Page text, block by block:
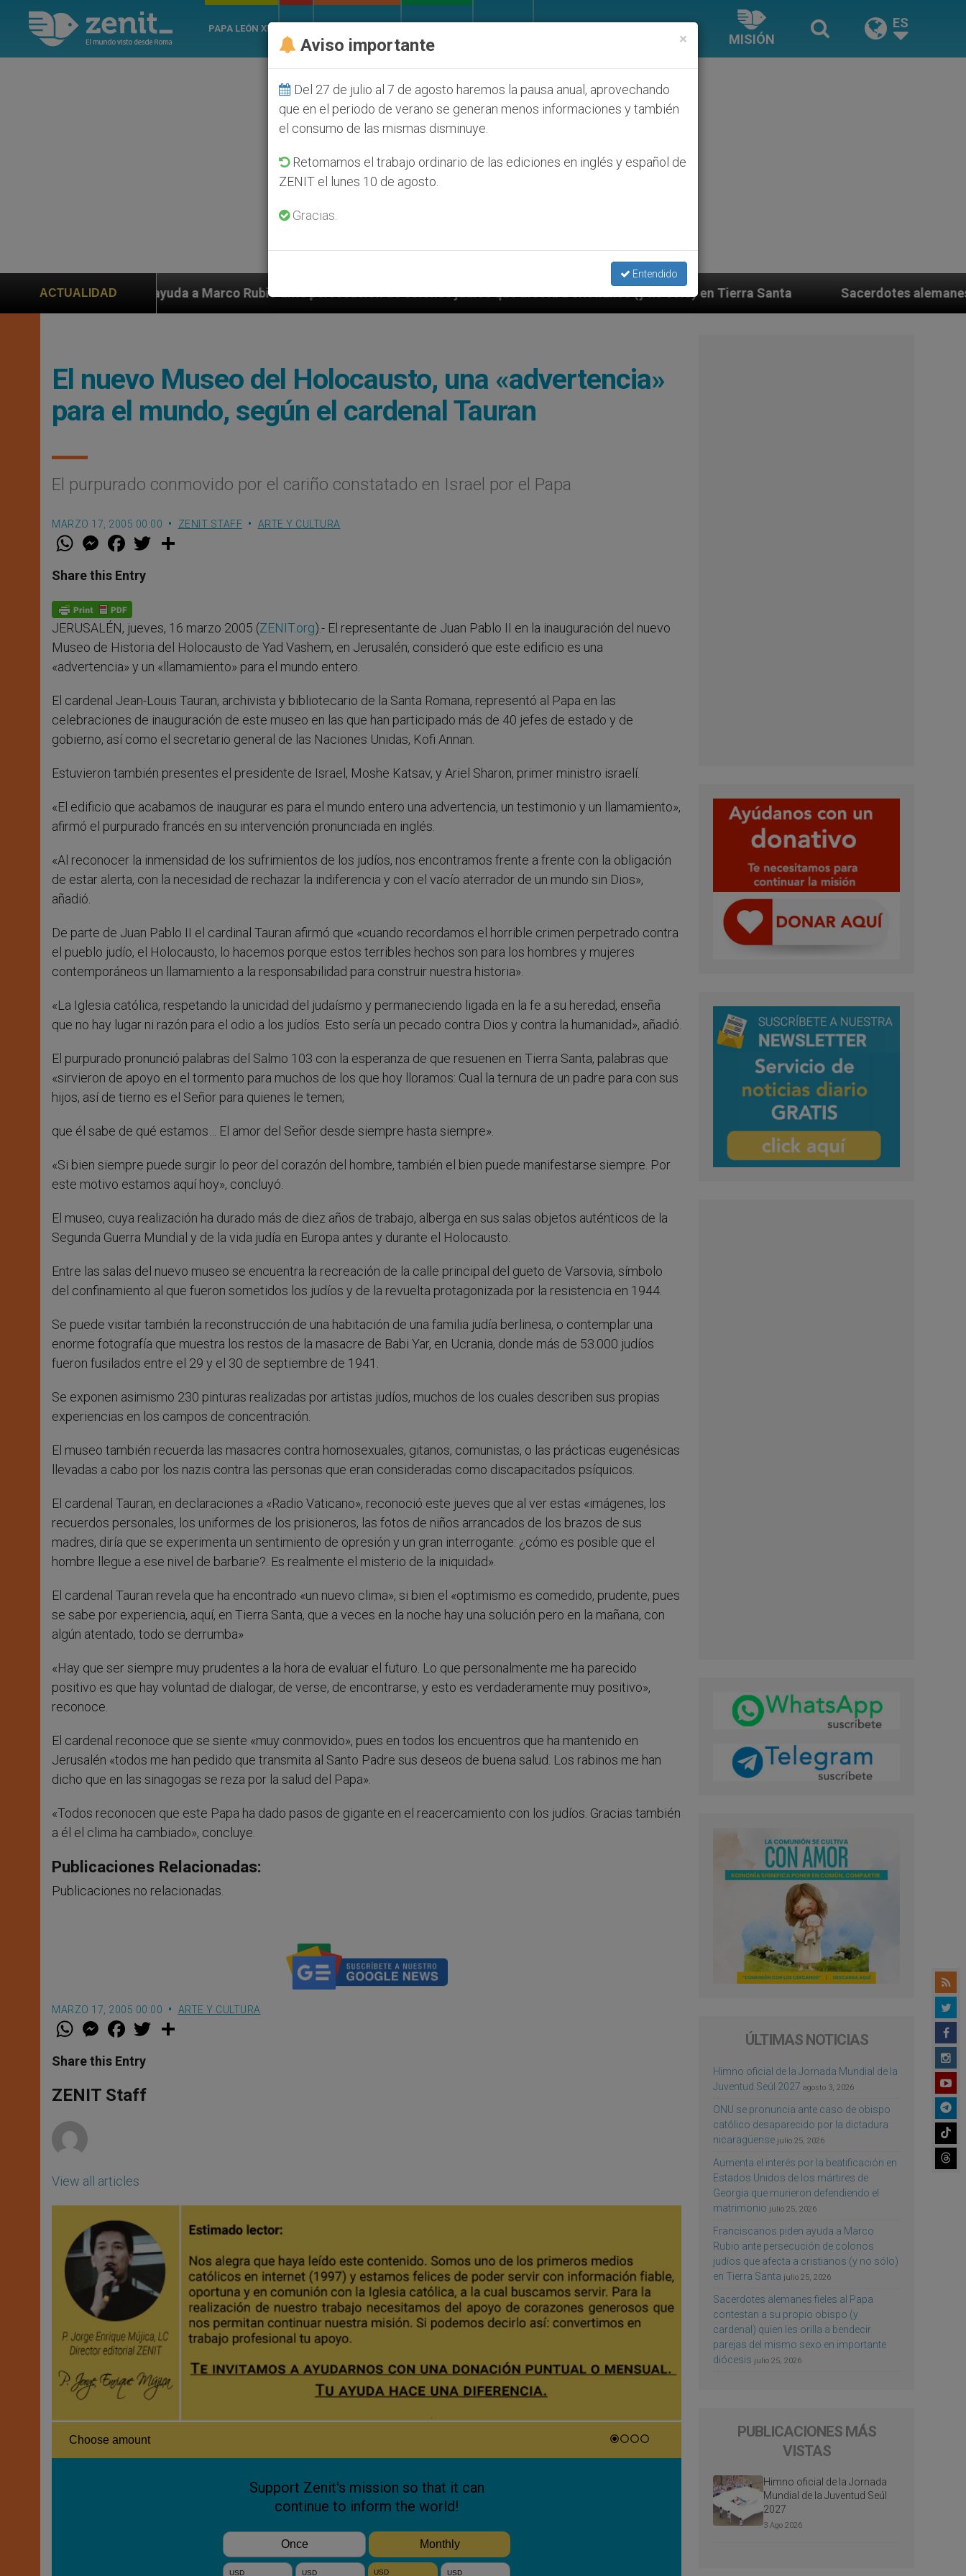
PAPA LEÓN XIV
MISIÓN
ES
ACTUALIDAD
ayuda a Marco Rubio ante persecución de colonos judíos que afecta a cristianos (y no sólo) en Tierra Santa Sacerdotes alemanes fieles al Papa
El nuevo Museo del Holocausto, una «advertencia»
para el mundo, según el cardenal Tauran
El purpurado conmovido por el cariño constatado en Israel por el Papa
MARZO 17, 2005 00:00 ZENIT STAFF ARTE Y CULTURA
W
t
s
p
p
M
e
s
e
g
e
r
F
a
e
b
o
k
w
Share this Entry
JERUSALÉN, jueves, 16 marzo 2005 (ZENIT.org).- El representante de Juan Pablo II en la inauguración del nuevo
Museo de Historia del Holocausto de Yad Vashem, en Jerusalén, consideró que este edificio es una
«advertencia» y un «llamamiento» para el mundo entero.
El cardenal Jean-Louis Tauran, archivista y bibliotecario de la Santa Romana, representó al Papa en las
celebraciones de inauguración de este museo en las que han participado más de 40 jefes de estado y de
gobierno, así como el secretario general de las Naciones Unidas, Kofi Annan.
Estuvieron también presentes el presidente de Israel, Moshe Katsav, y Ariel Sharon, primer ministro israelí.
«El edificio que acabamos de inaugurar es para el mundo entero una advertencia, un testimonio y un llamamiento»,
afirmó el purpurado francés en su intervención pronunciada en inglés.
«Al reconocer la inmensidad de los sufrimientos de los judíos, nos encontramos frente a frente con la obligación
de estar alerta, con la necesidad de rechazar la indiferencia y con el vacío aterrador de un mundo sin Dios»,
añadió.
De parte de Juan Pablo II el cardinal Tauran afirmó que «cuando recordamos el horrible crimen perpetrado contra
el pueblo judío, el Holocausto, lo hacemos porque estos terribles hechos son para los hombres y mujeres
contemporáneos un llamamiento a la responsabilidad para construir nuestra historia».
«La Iglesia católica, respetando la unicidad del judaísmo y permaneciendo ligada en la fe a su heredad, enseña
que no hay lugar ni razón para el odio a los judíos. Esto sería un pecado contra Dios y contra la humanidad», añadió.
El purpurado pronunció palabras del Salmo 103 con la esperanza de que resuenen en Tierra Santa, palabras que
«sirvieron de apoyo en el tormento para muchos de los que hoy lloramos: Cual la ternura de un padre para con sus
hijos, así de tierno es el Señor para quienes le temen;
que él sabe de qué estamos… El amor del Señor desde siempre hasta siempre».
«Si bien siempre puede surgir lo peor del corazón del hombre, también el bien puede manifestarse siempre. Por
este motivo estamos aquí hoy», concluyó.
El museo, cuya realización ha durado más de diez años de trabajo, alberga en sus salas objetos auténticos de la
Segunda Guerra Mundial y de la vida judía en Europa antes y durante el Holocausto.
Entre las salas del nuevo museo se encuentra la recreación de la calle principal del gueto de Varsovia, símbolo
del confinamiento al que fueron sometidos los judíos y de la revuelta protagonizada por la resistencia en 1944.
Se puede visitar también la reconstrucción de una habitación de una familia judía berlinesa, o contemplar una
enorme fotografía que muestra los restos de la masacre de Babi Yar, en Ucrania, donde más de 53.000 judíos
fueron fusilados entre el 29 y el 30 de septiembre de 1941.
Se exponen asimismo 230 pinturas realizadas por artistas judíos, muchos de los cuales describen sus propias
experiencias en los campos de concentración.
El museo también recuerda las masacres contra homosexuales, gitanos, comunistas, o las prácticas eugenésicas
llevadas a cabo por los nazis contra las personas que eran consideradas como discapacitados psíquicos.
El cardenal Tauran, en declaraciones a «Radio Vaticano», reconoció este jueves que al ver estas «imágenes, los
recuerdos personales, los uniformes de los prisioneros, las fotos de niños arrancados de los brazos de sus
madres, diría que se experimenta un sentimiento de opresión y un gran interrogante: ¿cómo es posible que el
hombre llegue a ese nivel de barbarie?. Es realmente el misterio de la iniquidad».
El cardenal Tauran revela que ha encontrado «un nuevo clima», si bien el «optimismo es comedido, prudente, pues
se sabe por experiencia, aquí, en Tierra Santa, que a veces en la noche hay una solución pero en la mañana, con
algún atentado, todo se derrumba»
«Hay que ser siempre muy prudentes a la hora de evaluar el futuro. Lo que personalmente me ha parecido
positivo es que hay voluntad de dialogar, de verse, de encontrarse, y esto es verdaderamente muy positivo»,
reconoce.
El cardenal reconoce que se siente «muy conmovido», pues en todos los encuentros que ha mantenido en
Jerusalén «todos me han pedido que transmita al Santo Padre sus deseos de buena salud. Los rabinos me han
dicho que en las sinagogas se reza por la salud del Papa».
«Todos reconocen que este Papa ha dado pasos de gigante en el reacercamiento con los judíos. Gracias también
a él el clima ha cambiado», concluye.
Publicaciones Relacionadas:
Publicaciones no relacionadas.
MARZO 17, 2005 00:00 ARTE Y CULTURA
W
t
s
p
p
M
e
s
e
g
e
F
a
e
b
o
k
w
Share this Entry
ZENIT Staff
View all articles
ÚLTIMAS NOTICIAS
Himno oficial de la Jornada Mundial de la
Juventud Seúl 2027 agosto 3, 2026
ONU se pronuncia ante caso de obispo
católico desaparecido por la dictadura
nicaragüense julio 25, 2026
Aumenta el interés por la beatificación en
Estados Unidos de los mártires de
Georgia que murieron defendiendo el
matrimonio julio 25, 2026
Franciscanos piden ayuda a Marco
Rubio ante persecución de colonos
judíos que afecta a cristianos (y no sólo)
en Tierra Santa julio 25, 2026
Sacerdotes alemanes fieles al Papa
contestan a su propio obispo (y
cardenal) quien les orilla a bendecir
parejas del mismo sexo en importante
diócesis julio 25, 2026
PUBLICACIONES MÁS
VISTAS
Himno oficial de la Jornada
Mundial de la Juventud Seúl
2027
3 Ago 2026
×
Aviso importante
Del 27 de julio al 7 de agosto haremos la pausa anual, aprovechando
que en el periodo de verano se generan menos informaciones y también
el consumo de las mismas disminuye.
Retomamos el trabajo ordinario de las ediciones en inglés y español de
ZENIT el lunes 10 de agosto.
Gracias.
Entendido